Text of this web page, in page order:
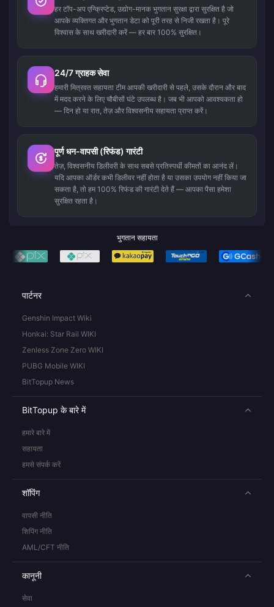
हर टॉप-अप एन्क्रिप्टेड, उद्योग-मानक भुगतान सुरक्षा द्वारा सुरक्षित है जो
आपके व्यक्तिगत और भुगतान डेटा को पूरी तरह से निजी रखता है। पूरे
विश्वास के साथ खरीदारी करें — हर बार 100% सुरक्षित।
24/7 ग्राहक सेवा
हमारी मित्रवत सहायता टीम आपकी खरीदारी से पहले, उसके दौरान और बाद
में मदद करने के लिए चौबीसों घंटे उपलब्ध है। जब भी आपको आवश्यकता हो
— दिन हो या रात, तेज़ और विश्वसनीय सहायता प्राप्त करें।
पूर्ण धन-वापसी (रिफंड) गारंटी
तेज़, विश्वसनीय डिलीवरी के साथ सबसे प्रतिस्पर्धी कीमतों का आनंद लें।
यदि आपका ऑर्डर कभी डिलीवर नहीं होता है या उसका उपयोग नहीं किया जा
सकता है, तो हम 100% रिफंड की गारंटी देते हैं — आपका पैसा हमेशा
सुरक्षित रहता है।
भुगतान सहायता
पार्टनर
Genshin Impact Wiki
Honkai: Star Rail WIKI
Zenless Zone Zero WIKI
PUBG Mobile WIKI
BitTopup News
BitTopup के बारे में
हमारे बारे में
सहायता
हमसे संपर्क करें
शॉपिंग
वापसी नीति
शिपिंग नीति
AML/CFT नीति
कानूनी
सेवा